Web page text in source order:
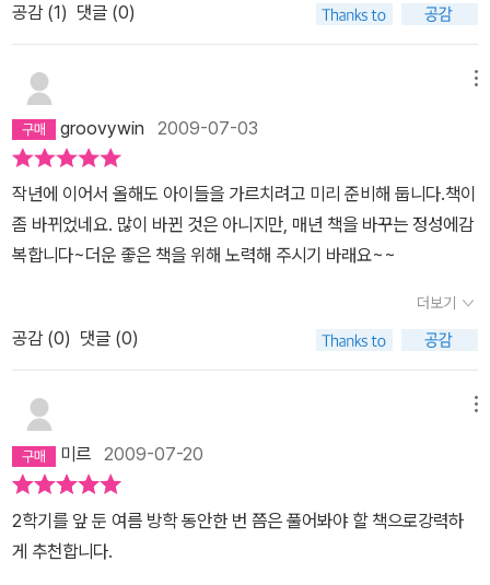
공감 (1) 댓글 (0)
groovywin 2009-07-03
작년에 이어서 올해도 아이들을 가르치려고 미리 준비해 둡니다.책이
좀 바뀌었네요. 많이 바뀐 것은 아니지만, 매년 책을 바꾸는 정성에감
복합니다~더운 좋은 책을 위해 노력해 주시기 바래요~~
더보기
공감 (0) 댓글 (0)
미르 2009-07-20
2학기를 앞 둔 여름 방학 동안한 번 쯤은 풀어봐야 할 책으로강력하
게 추천합니다.